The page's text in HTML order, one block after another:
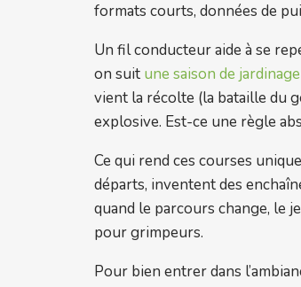
formats courts, données de
Un fil conducteur aide à se
on suit une saison de jardinage
vient la récolte (la bataille du
explosive. Est-ce une règle
Ce qui rend ces courses
départs, inventent des
quand le parcours change, le
pour grimpeurs.
Pour bien entrer dans